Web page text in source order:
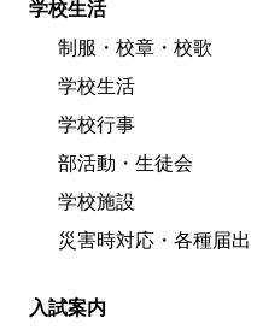
学校生活
制服・校章・校歌
学校生活
学校行事
部活動・生徒会
学校施設
災害時対応・各種届出
入試案内